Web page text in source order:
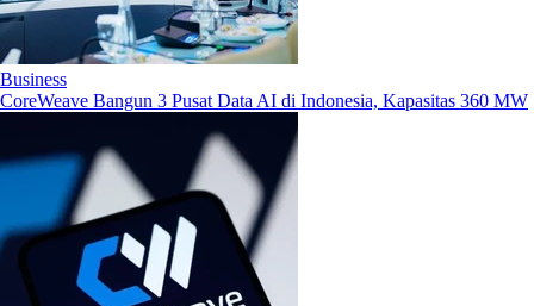
Business
CoreWeave Bangun 3 Pusat Data AI di Indonesia, Kapasitas 360 MW